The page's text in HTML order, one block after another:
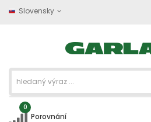
Slovensky
0
Porovnání